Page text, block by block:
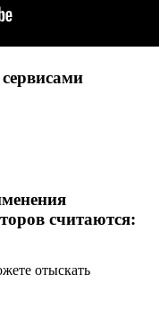
считаются:
отыскать